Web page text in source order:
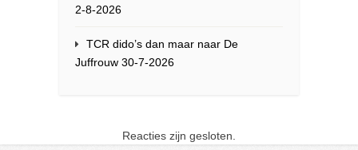
2-8-2026
TCR dido’s dan maar naar De
Juffrouw 30-7-2026
Reacties zijn gesloten.